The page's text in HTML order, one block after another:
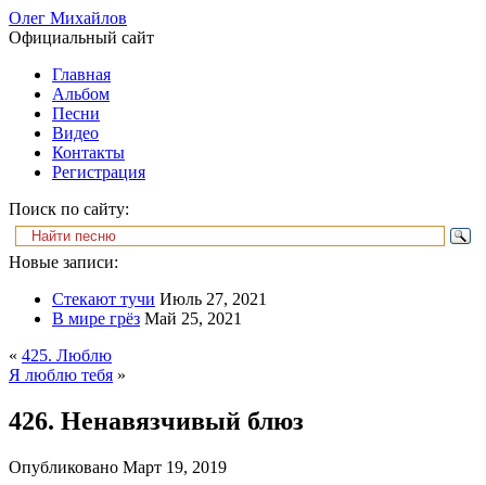
Олег Михайлов
Официальный сайт
Главная
Альбом
Песни
Видео
Контакты
Регистрация
Поиск по сайту:
Новые записи:
Стекают тучи Июль 27, 2021
В мире грёз Май 25, 2021
« 425. Люблю
Я люблю тебя »
426. Ненавязчивый блюз
Опубликовано Март 19, 2019